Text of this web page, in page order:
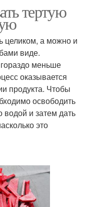
тертую
целиком, а можно и
виде.
меньше
оказывается
продукта. Чтобы
освободить
и затем дать
это